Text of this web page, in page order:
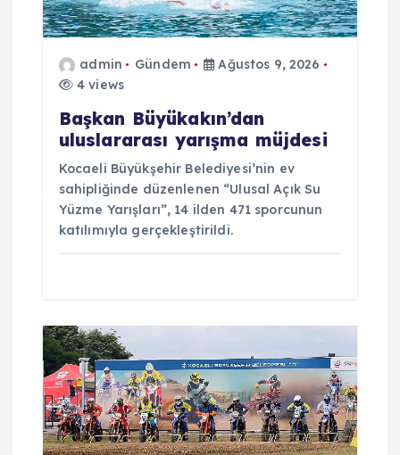
admin Gündem
Ağustos 9, 2026
4 views
Başkan Büyükakın’dan
uluslararası yarışma müjdesi
Kocaeli Büyükşehir Belediyesi’nin ev
sahipliğinde düzenlenen “Ulusal Açık Su
Yüzme Yarışları”, 14 ilden 471 sporcunun
katılımıyla gerçekleştirildi.